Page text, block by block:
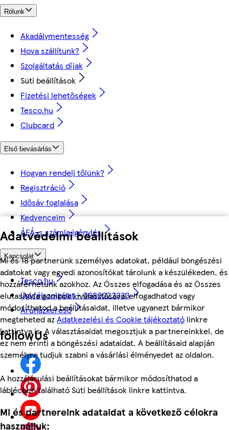
Adatvédelmi beállítások
Mi és 18 partnerünk személyes adatokat, például böngészési
adatokat vagy egyedi azonosítókat tárolunk a készülékeden, és
hozzáférhetünk azokhoz. Az Összes elfogadása és az Összes
elutasítása gombok kiválasztásával elfogadhatod vagy
módosíthatod a beállításaidat, illetve ugyanezt bármikor
megteheted azAdatkezelési és Cookie tájékoztató linkre
kattintva is. A választásaidat megosztjuk a partnereinkkel, de
ez nem érinti a böngészési adataidat. A beállításaid alapján
személyre tudjuk szabni a vásárlási élményedet az oldalon.
A hozzájárulási beállításokat bármikor módosíthatod a
láblécben található Süti beállítások linkre kattintva.
Mi és partnereink adataidat a következő célokra
használjuk:
Rólunk
Akadálymentesség
Hova szállítunk?
Szolgáltatás díjak
Süti beállítások
Fizetési lehetőségek
Tesco.hu
Clubcard
Első bevásárlás
Hogyan rendelj tőlünk?
Regisztráció
Idősáv foglalása
Kedvenceim
ÁFÁ-s számla igénylés
Kapcsolat
Tesco.hu
Ügyfélszolgálat - 0680222333
Áruházkereső
followUs